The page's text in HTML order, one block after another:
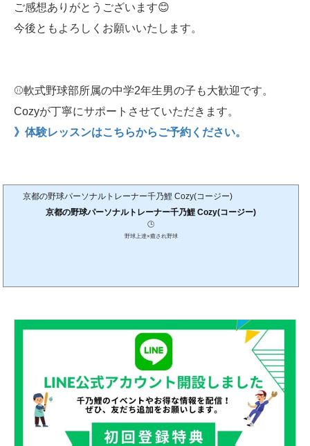
ご感想ありがとうございます😊
今後ともよろしくお願いいたします。
⚾️軟式野球部所属の中学2年生男の子も大歓迎です。
Cozyが丁寧にサポートさせていただきます。
》体験レッスンはこちらからご予約ください。
京都の野球パーソナルトレーナー千乃鯉 Cozy(コージー)
京都の野球パーソナルトレーナー千乃鯉 Cozy(コージー)
🕒️
野球上達×癒され野球